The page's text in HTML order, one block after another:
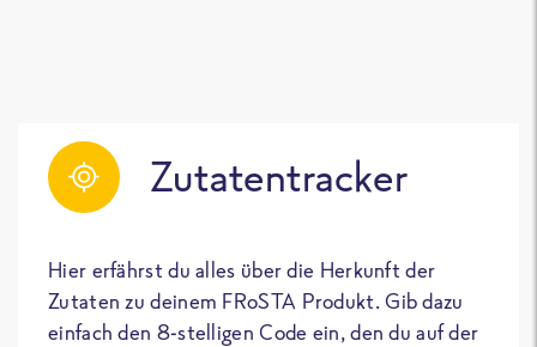
Zutatentracker
Hier erfährst du alles über die Herkunft der
Zutaten zu deinem FRoSTA Produkt. Gib dazu
einfach den 8-stelligen Code ein, den du auf der